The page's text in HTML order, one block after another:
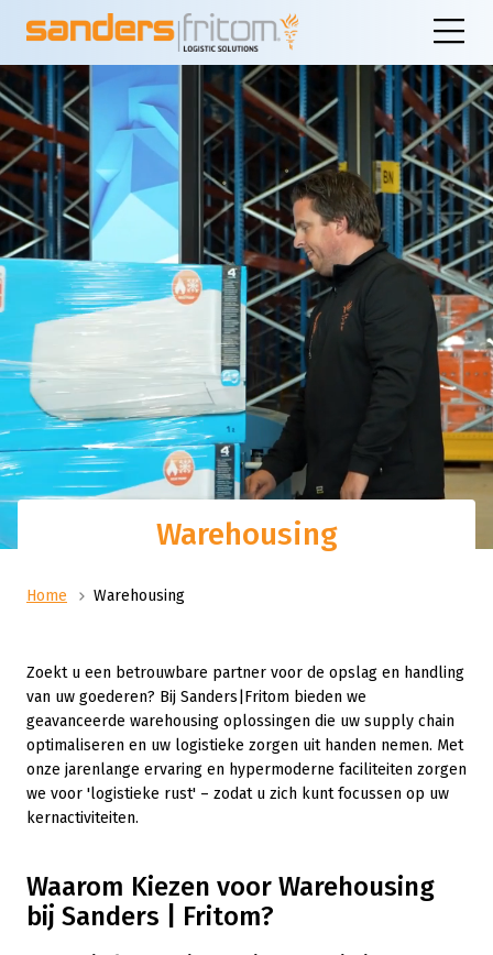
Warehousing
Home Warehousing
Zoekt u een betrouwbare partner voor de opslag en handling
van uw goederen? Bij Sanders|Fritom bieden we
geavanceerde warehousing oplossingen die uw supply chain
optimaliseren en uw logistieke zorgen uit handen nemen. Met
onze jarenlange ervaring en hypermoderne faciliteiten zorgen
we voor 'logistieke rust' – zodat u zich kunt focussen op uw
kernactiviteiten.
Waarom Kiezen voor Warehousing
bij Sanders | Fritom?